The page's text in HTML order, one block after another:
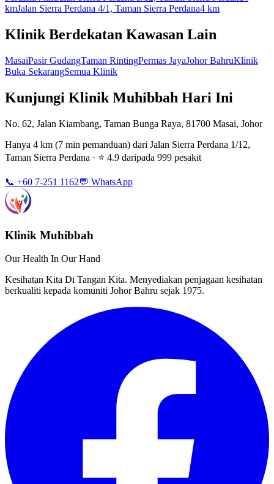
kmJalan Sierra Perdana 4/1, Taman Sierra Perdana4 km
Klinik Berdekatan Kawasan Lain
MasaiPasir GudangTaman RintingPermas JayaJohor BahruKlinik
Buka SekarangSemua Klinik
Kunjungi Klinik Muhibbah Hari Ini
No. 62, Jalan Kiambang, Taman Bunga Raya, 81700 Masai, Johor
Hanya 4 km (7 min pemanduan) dari Jalan Sierra Perdana 1/12,
Taman Sierra Perdana · ⭐ 4.9 daripada 999 pesakit
📞 +60 7-251 1162💬 WhatsApp
Klinik Muhibbah
Our Health In Our Hand
Kesihatan Kita Di Tangan Kita. Menyediakan penjagaan kesihatan
berkualiti kepada komuniti Johor Bahru sejak 1975.